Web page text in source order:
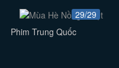
29/29
Phim Trung Quốc